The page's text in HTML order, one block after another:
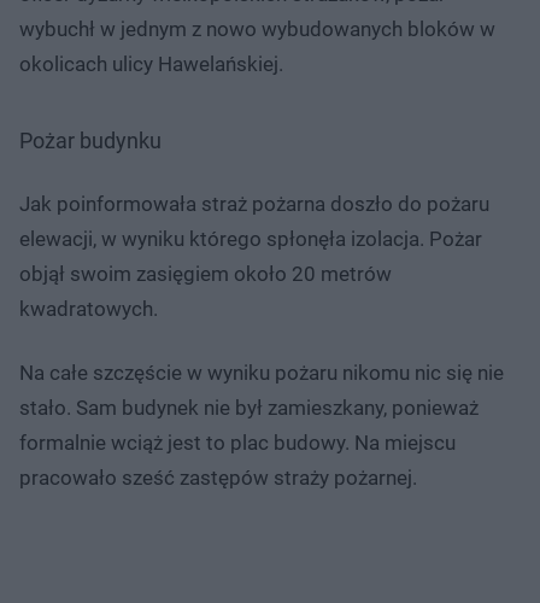
wybuchł w jednym z nowo wybudowanych bloków w
okolicach ulicy Hawelańskiej.
Pożar budynku
Jak poinformowała straż pożarna doszło do pożaru
elewacji, w wyniku którego spłonęła izolacja. Pożar
objął swoim zasięgiem około 20 metrów
kwadratowych.
Na całe szczęście w wyniku pożaru nikomu nic się nie
stało. Sam budynek nie był zamieszkany, ponieważ
formalnie wciąż jest to plac budowy. Na miejscu
pracowało sześć zastępów straży pożarnej.